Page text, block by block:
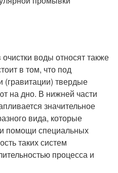
воды относят также
в том, что под
(гравитации) твердые
на дно. В нижней части
значительное
вида, которые
помощи специальных
таких систем
процесса и